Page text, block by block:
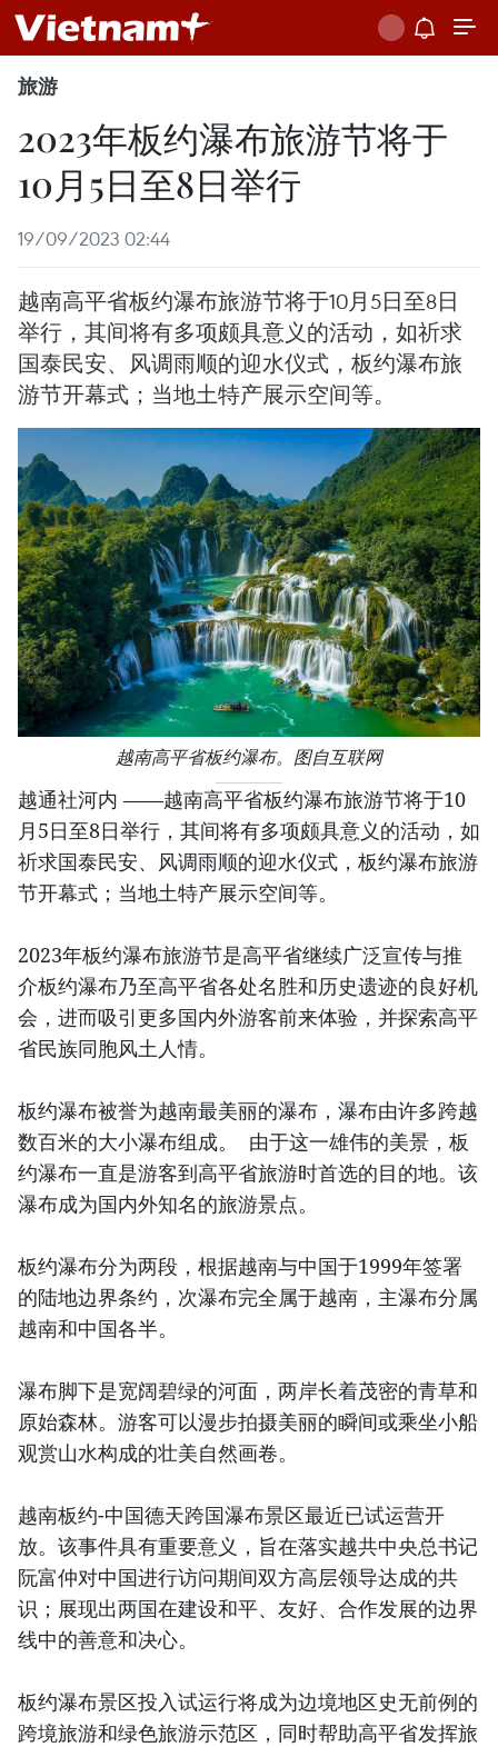
旅游
2023年板约瀑布旅游节将于
10月5日至8日举行
19/09/2023 02:44
越南高平省板约瀑布旅游节将于10月5日至8日
举行，其间将有多项颇具意义的活动，如祈求
国泰民安、风调雨顺的迎水仪式，板约瀑布旅
游节开幕式；当地土特产展示空间等。
越南高平省板约瀑布。图自互联网
越通社河内 ——越南高平省板约瀑布旅游节将于10
月5日至8日举行，其间将有多项颇具意义的活动，如
祈求国泰民安、风调雨顺的迎水仪式，板约瀑布旅游
节开幕式；当地土特产展示空间等。
2023年板约瀑布旅游节是高平省继续广泛宣传与推
介板约瀑布乃至高平省各处名胜和历史遗迹的良好机
会，进而吸引更多国内外游客前来体验，并探索高平
省民族同胞风土人情。
板约瀑布被誉为越南最美丽的瀑布，瀑布由许多跨越
数百米的大小瀑布组成。 由于这一雄伟的美景，板
约瀑布一直是游客到高平省旅游时首选的目的地。该
瀑布成为国内外知名的旅游景点。
板约瀑布分为两段，根据越南与中国于1999年签署
的陆地边界条约，次瀑布完全属于越南，主瀑布分属
越南和中国各半。
瀑布脚下是宽阔碧绿的河面，两岸长着茂密的青草和
原始森林。游客可以漫步拍摄美丽的瞬间或乘坐小船
观赏山水构成的壮美自然画卷。
越南板约-中国德天跨国瀑布景区最近已试运营开
放。该事件具有重要意义，旨在落实越共中央总书记
阮富仲对中国进行访问期间双方高层领导达成的共
识；展现出两国在建设和平、友好、合作发展的边界
线中的善意和决心。
板约瀑布景区投入试运行将成为边境地区史无前例的
跨境旅游和绿色旅游示范区，同时帮助高平省发挥旅